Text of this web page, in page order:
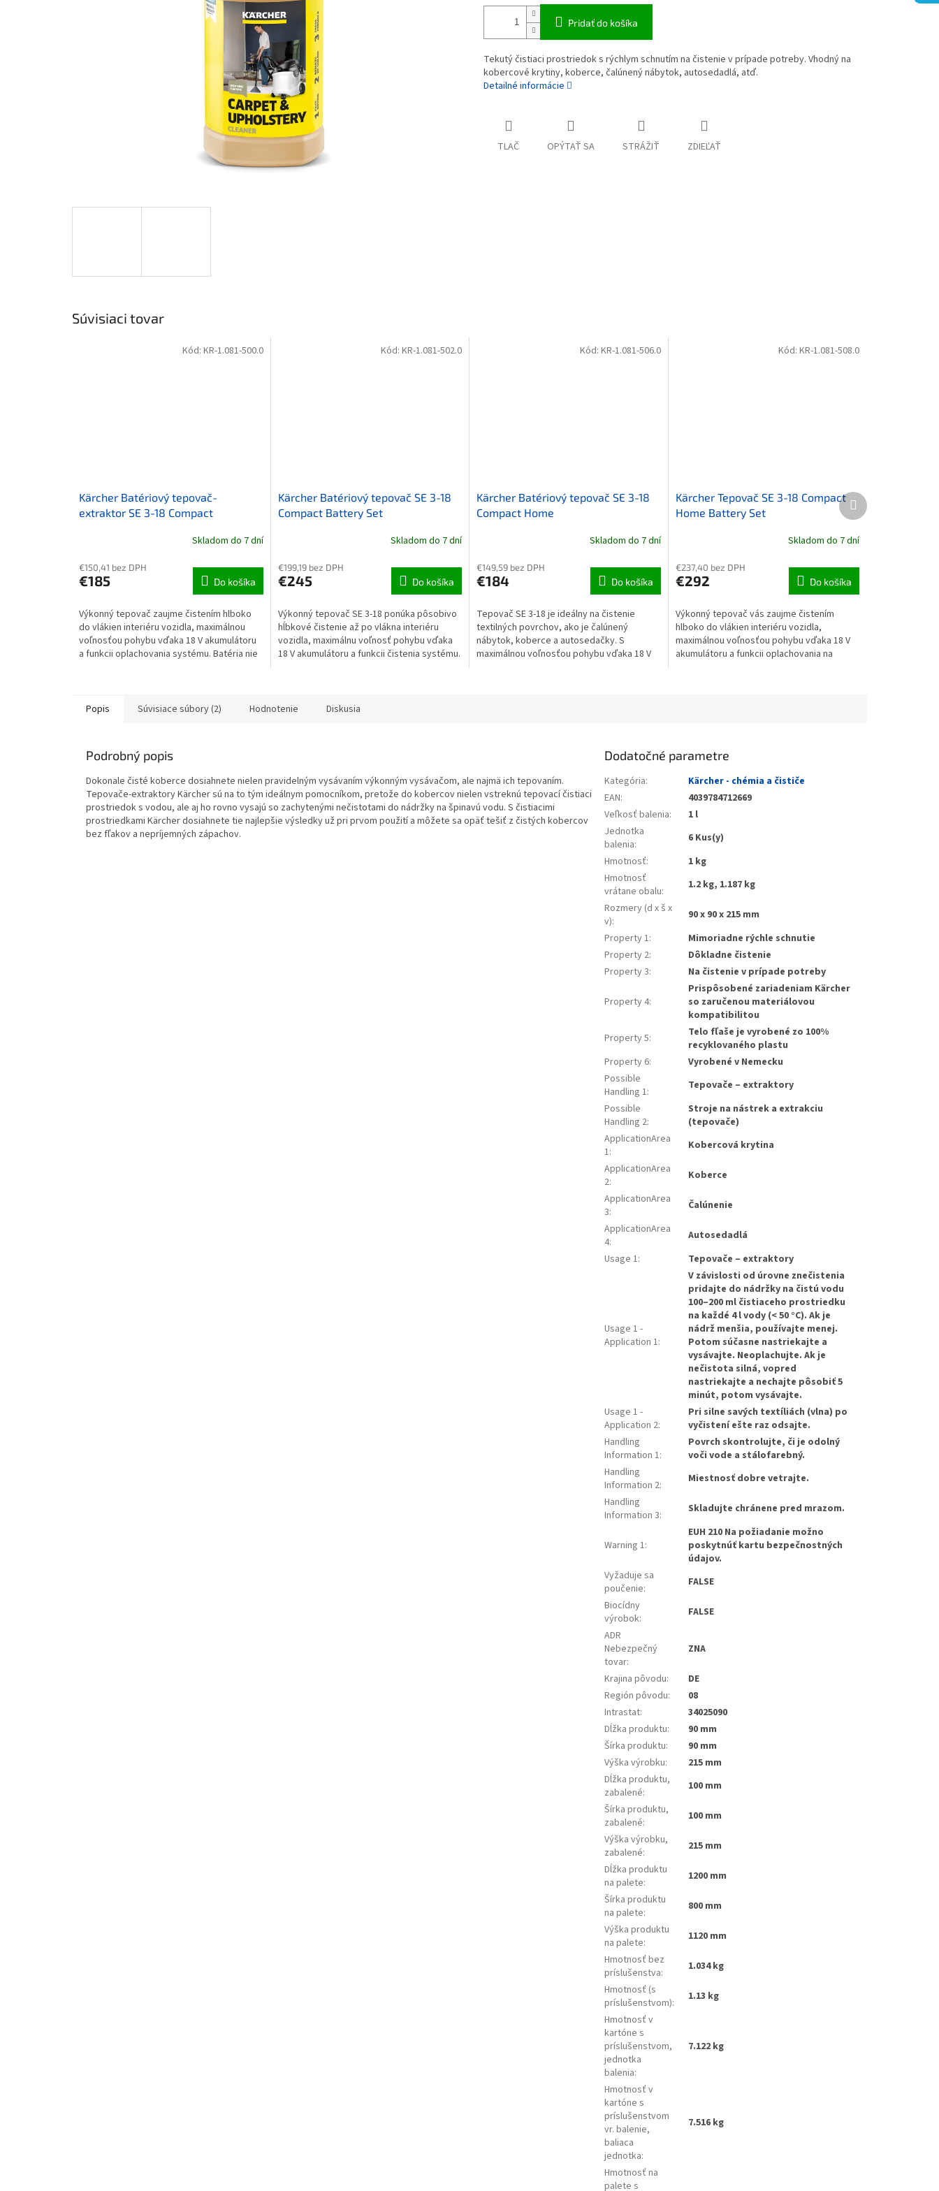
Pridať do košíka
Tekutý čistiaci prostriedok s rýchlym schnutím na čistenie v prípade potreby. Vhodný na
kobercové krytiny, koberce, čalúnený nábytok, autosedadlá, atď.
Detailné informácie
TLAČ OPÝTAŤ SA STRÁŽIŤ ZDIEĽAŤ
Súvisiaci tovar
Kärcher Batériový tepovač-
extraktor SE 3-18 Compact
Skladom do 7 dní
€150,41 bez DPH
€185 Do košíka
Výkonný tepovač zaujme čistením hlboko
do vlákien interiéru vozidla, maximálnou
voľnosťou pohybu vďaka 18 V akumulátoru
a funkcii oplachovania systému. Batéria nie
Kód: KR-1.081-500.0
Kärcher Batériový tepovač SE 3-18
Compact Battery Set
Skladom do 7 dní
€199,19 bez DPH
€245 Do košíka
Výkonný tepovač SE 3-18 ponúka pôsobivo
hĺbkové čistenie až po vlákna interiéru
vozidla, maximálnu voľnosť pohybu vďaka
18 V akumulátoru a funkcii čistenia systému.
Kód: KR-1.081-502.0
Kärcher Batériový tepovač SE 3-18
Compact Home
Skladom do 7 dní
€149,59 bez DPH
€184 Do košíka
Tepovač SE 3-18 je ideálny na čistenie
textilných povrchov, ako je čalúnený
nábytok, koberce a autosedačky. S
maximálnou voľnosťou pohybu vďaka 18 V
Kód: KR-1.081-506.0
Kärcher Tepovač SE 3-18 Compact
Home Battery Set
Skladom do 7 dní
€237,40 bez DPH
€292 Do košíka
Výkonný tepovač vás zaujme čistením
hlboko do vlákien interiéru vozidla,
maximálnou voľnosťou pohybu vďaka 18 V
akumulátoru a funkcii oplachovania na
Kód: KR-1.081-508.0
Ďalší produkt
Popis Súvisiace súbory (2) Hodnotenie Diskusia
Podrobný popis
Dokonale čisté koberce dosiahnete nielen pravidelným vysávaním výkonným vysávačom, ale najmä ich tepovaním.
Tepovače-extraktory Kärcher sú na to tým ideálnym pomocníkom, pretože do kobercov nielen vstreknú tepovací čistiaci
prostriedok s vodou, ale aj ho rovno vysajú so zachytenými nečistotami do nádržky na špinavú vodu. S čistiacimi
prostriedkami Kärcher dosiahnete tie najlepšie výsledky už pri prvom použití a môžete sa opäť tešiť z čistých kobercov
bez fľakov a nepríjemných zápachov.
Dodatočné parametre
Kategória:
Kärcher - chémia a čističe
EAN:
4039784712669
Veľkosť balenia:
1 l
Jednotka
balenia:
6 Kus(y)
Hmotnosť:
1 kg
Hmotnosť
vrátane obalu:
1.2 kg, 1.187 kg
Rozmery (d x š x
v):
90 x 90 x 215 mm
Property 1:
Mimoriadne rýchle schnutie
Property 2:
Dôkladne čistenie
Property 3: Na čistenie v prípade potreby
Property 4:
Prispôsobené zariadeniam Kärcher
so zaručenou materiálovou
kompatibilitou
Property 5:
Telo fľaše je vyrobené zo 100%
recyklovaného plastu
Property 6:
Vyrobené v Nemecku
Possible
Handling 1:
Tepovače – extraktory
Possible
Handling 2:
Stroje na nástrek a extrakciu
(tepovače)
ApplicationArea
1:
Kobercová krytina
ApplicationArea
2:
Koberce
ApplicationArea
3:
Čalúnenie
ApplicationArea
4:
Autosedadlá
Usage 1: Tepovače – extraktory
Usage 1 -
Application 1:
V závislosti od úrovne znečistenia
pridajte do nádržky na čistú vodu
100–200 ml čistiaceho prostriedku
na každé 4 l vody (< 50 °C). Ak je
nádrž menšia, používajte menej.
Potom súčasne nastriekajte a
vysávajte. Neoplachujte. Ak je
nečistota silná, vopred
nastriekajte a nechajte pôsobiť 5
minút, potom vysávajte.
Usage 1 -
Application 2:
Pri silne savých textíliách (vlna) po
vyčistení ešte raz odsajte.
Handling
Information 1:
Povrch skontrolujte, či je odolný
voči vode a stálofarebný.
Handling
Information 2:
Miestnosť dobre vetrajte.
Handling
Information 3: Skladujte chránene pred mrazom.
Warning 1:
EUH 210 Na požiadanie možno
poskytnúť kartu bezpečnostných
údajov.
Vyžaduje sa
poučenie:
FALSE
Biocídny
výrobok:
FALSE
ADR
Nebezpečný
tovar:
ZNA
Krajina pôvodu:
DE
Región pôvodu:
08
Intrastat:
34025090
Dĺžka produktu:
90 mm
Šírka produktu:
90 mm
Výška výrobku:
215 mm
Dĺžka produktu,
zabalené:
100 mm
Šírka produktu,
zabalené:
100 mm
Výška výrobku,
zabalené:
215 mm
Dĺžka produktu
na palete:
1200 mm
Šírka produktu
na palete:
800 mm
Výška produktu
na palete:
1120 mm
Hmotnosť bez
príslušenstva:
1.034 kg
Hmotnosť (s
príslušenstvom):
1.13 kg
Hmotnosť v
kartóne s
príslušenstvom,
jednotka
balenia:
7.122 kg
Hmotnosť v
kartóne s
príslušenstvom
vr. balenie,
baliaca
jednotka:
7.516 kg
Hmotnosť na
palete s